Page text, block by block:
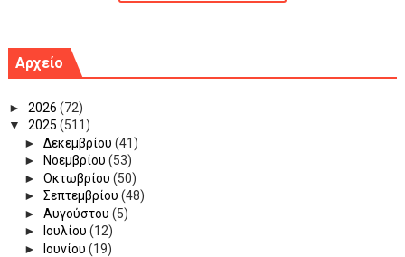
Αρχείο
► 2026 (72)
▼ 2025 (511)
► Δεκεμβρίου (41)
►
Νοεμβρίου (53)
► Οκτωβρίου (50)
► Σεπτεμβρίου (48)
► Αυγούστου (5)
►
Ιουλίου (12)
►
Ιουνίου (19)